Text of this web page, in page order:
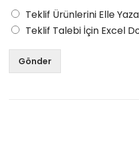
Teklif Ürünlerini Elle
Teklif Talebi İçin Excel
Gönder